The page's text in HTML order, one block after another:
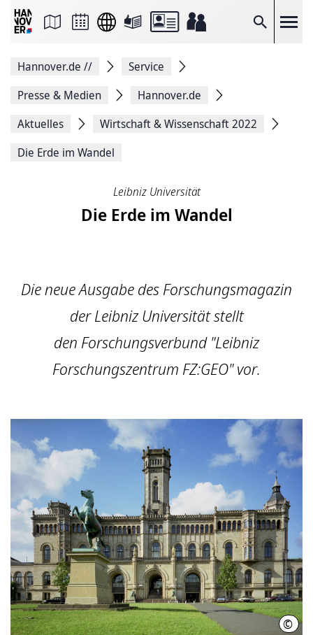
Suche
Seite
Facebook
teilen
Seitenlink
Seite
Hannover.de //
Service
Presse & Medien
Hannover.de
Aktuelles
Wirtschaft & Wissenschaft 2022
Die Erde im Wandel
Leibniz Universität
Die Erde im Wandel
Die neue Ausgabe des Forschungsmagazin
der Leibniz Universität stellt
den Forschungsverbund "Leibniz
Forschungszentrum FZ:GEO" vor.
©